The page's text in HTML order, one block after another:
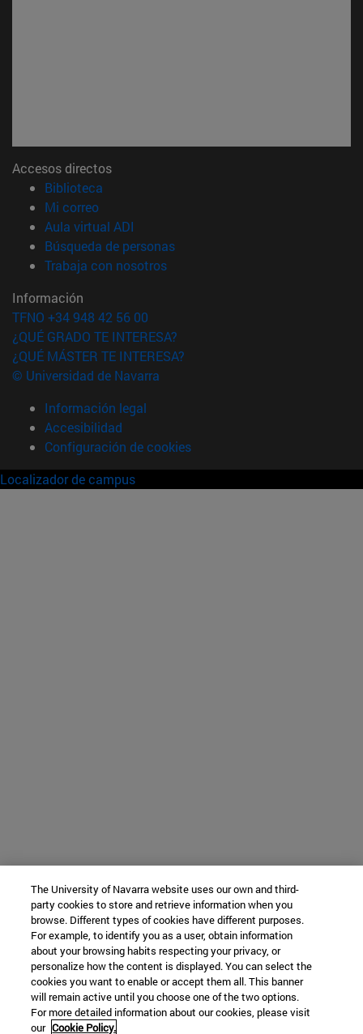
Accesos directos
Biblioteca
Mi correo(abre en nueva ventana)
Aula virtual ADI
Búsqueda de personas(abre en nueva ventana)
Trabaja con nosotros(abre en nueva ventana)
Información
TFNO +34 948 42 56 00
¿QUÉ GRADO TE INTERESA?
¿QUÉ MÁSTER TE INTERESA?
© Universidad de Navarra
Información legal
Accesibilidad
Configuración de cookies
Localizador de campus
The University of Navarra website uses our own and third-
party cookies to store and retrieve information when you
browse. Different types of cookies have different purposes.
For example, to identify you as a user, obtain information
about your browsing habits respecting your privacy, or
personalize how the content is displayed. You can select the
cookies you want to enable or accept them all. This banner
will remain active until you choose one of the two options.
For more detailed information about our cookies, please visit
our Cookie Policy.